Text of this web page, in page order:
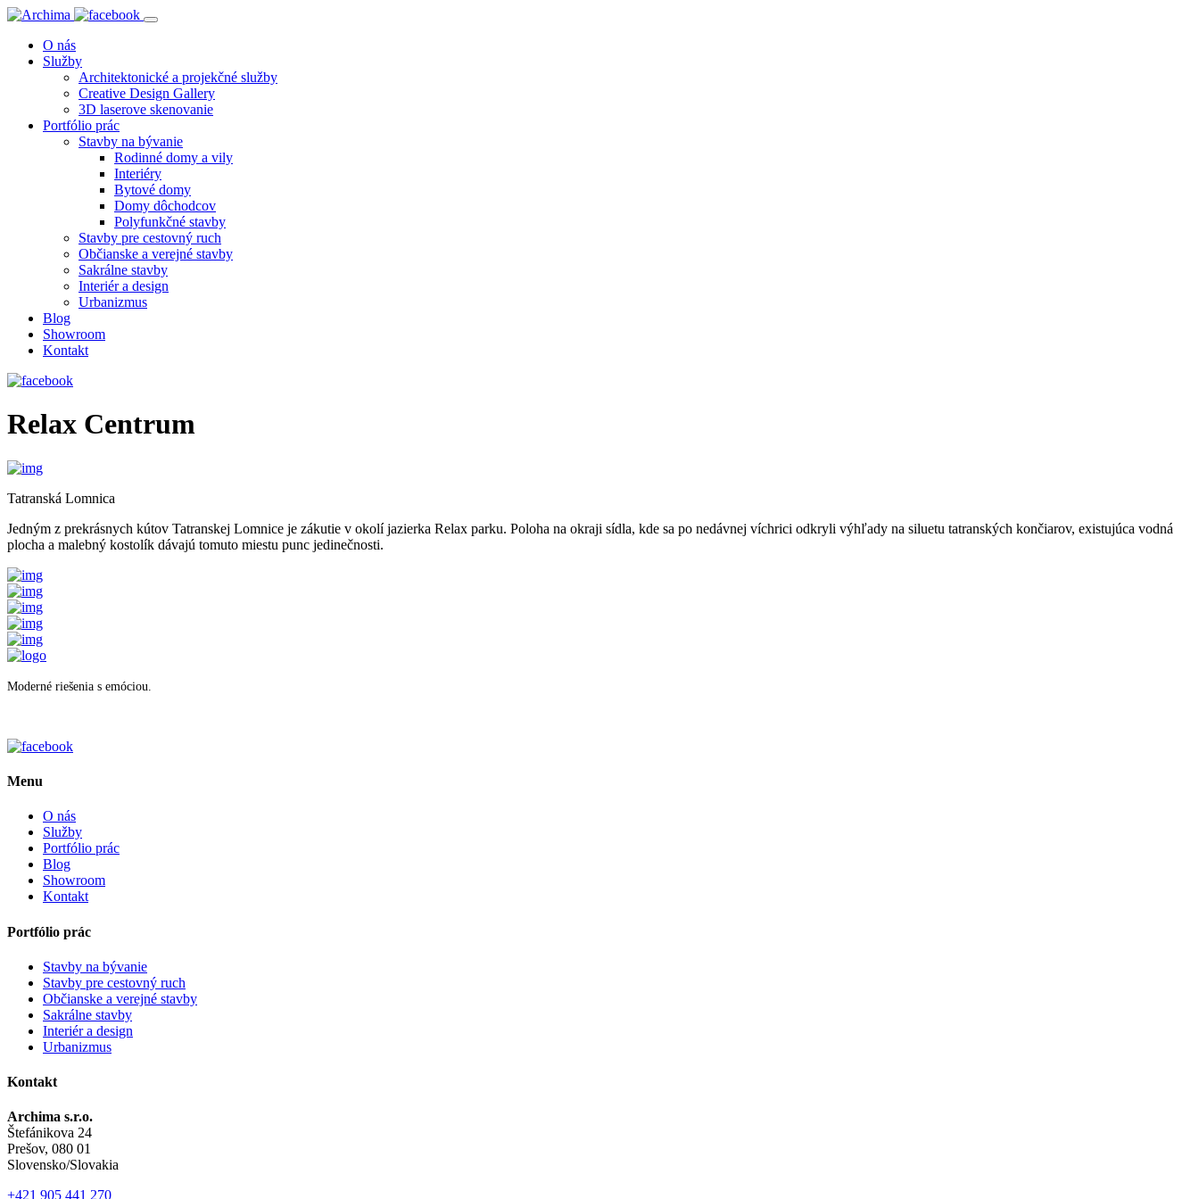
O nás
Služby
Architektonické a projekčné služby
Creative Design Gallery
3D laserove skenovanie
Portfólio prác
Stavby na bývanie
Rodinné domy a vily
Interiéry
Bytové domy
Domy dôchodcov
Polyfunkčné stavby
Stavby pre cestovný ruch
Občianske a verejné stavby
Sakrálne stavby
Interiér a design
Urbanizmus
Blog
Showroom
Kontakt
Relax Centrum
Tatranská Lomnica
Jedným z prekrásnych kútov Tatranskej Lomnice je zákutie v okolí jazierka Relax parku. Poloha na okraji sídla, kde sa po nedávnej víchrici odkryli výhľady na siluetu tatranských končiarov, existujúca vodná
plocha a malebný kostolík dávajú tomuto miestu punc jedinečnosti.
Moderné riešenia s emóciou.
Menu
O nás
Služby
Portfólio prác
Blog
Showroom
Kontakt
Portfólio prác
Stavby na bývanie
Stavby pre cestovný ruch
Občianske a verejné stavby
Sakrálne stavby
Interiér a design
Urbanizmus
Kontakt
Archima s.r.o.
Štefánikova 24
Prešov, 080 01
Slovensko/Slovakia
+421 905 441 270